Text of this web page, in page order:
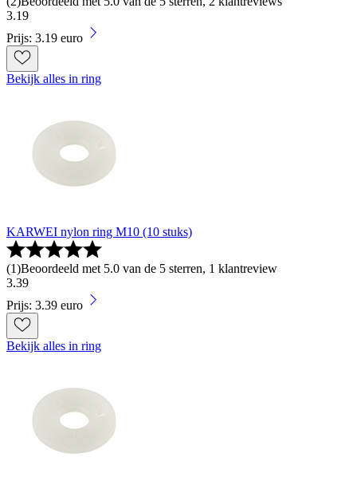
3.19
Prijs: 3.19 euro
Bekijk alles in ring
KARWEI nylon ring M10 (10 stuks)
(1)Beoordeeld met 5.0 van de 5 sterren, 1 klantreview
3.39
Prijs: 3.39 euro
Bekijk alles in ring